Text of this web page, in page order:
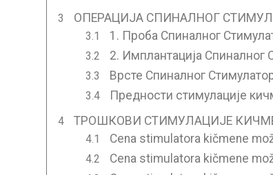
ОПЕРАЦИЈА СПИНАЛНОГ
1. Проба Спиналног
2. Имплантација Спиналног
Врсте Спиналног
Предности стимулације
ТРОШКОВИ СТИМУЛАЦИЈЕ
Cena stimulatora kičmene
Cena stimulatora kičmene